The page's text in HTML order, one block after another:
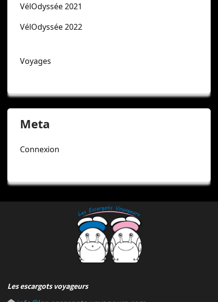
VélOdyssée 2021
VélOdyssée 2022
Voyages
Meta
Connexion
Les escargots voyageurs